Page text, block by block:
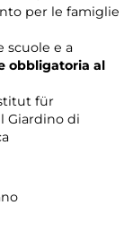
per le famiglie
scuole e a
obbligatoria al
für
Giardino di